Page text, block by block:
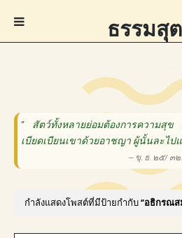
ธรรมสุ
“ สัตว์ทั้งหลายย่อมต้องการความสุ
เบียดเบียนเขาด้วยอาชญา ผู้นั้นละไป
— ขุ. ธ. ๒๕/ ๓๒
กำลังแสดงโพสต์ที่มีป้ายกำกับ อธิกรณส